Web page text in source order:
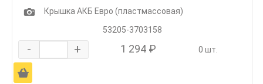
1
Крышка АКБ Евро (пластмассовая)
53205-3703158
- + 1 294 ₽ 0 шт.
Ä